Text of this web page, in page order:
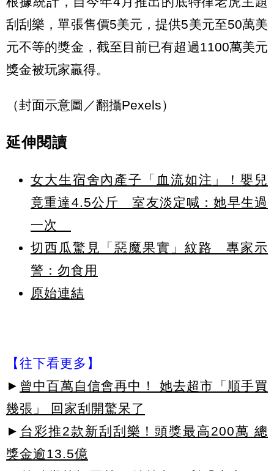
刮刮樂，單張售價5美元，提供5美元至50萬美
元不等的獎金，截至目前已有超過1100萬美元
獎金被玩家贏得。
（封面示意圖／翻攝Pexels）
延伸閱讀
女大生宿舍內產子「血流如注」！嬰兒
竟重達4.5公斤 室友淡定喊：她早生過
一次
切西瓜驚見「惡魔果實」紋路 專家示
警：勿食用
原始連結
【往下看更多】
► 曾中百萬自信會再中！ 她去超市「順手買
幾張」 回家刮開驚呆了
► 台彩推2款新刮刮樂！頭獎最高200萬 總
獎金逾13.5億